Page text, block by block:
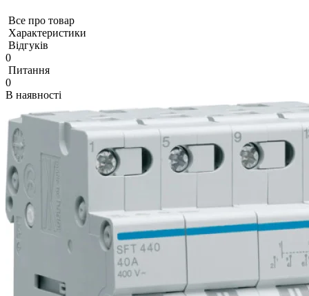
Все про товар
Характеристики
Відгуків
0
Питання
0
В наявності